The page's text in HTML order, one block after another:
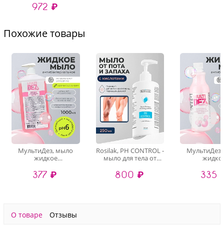
отдушкой алоэ вера
(пробка), 3 л
972 ₽
Похожие товары
МультиДез, мыло
жидкое
отдушкой бабл гам
(кв.бут, дозатор), 1 л
377 ₽
Rosilak, PH CONTROL -
мыло для тела от
кислотами, 250 мл
800 ₽
отдушкой
335
О товаре Отзывы